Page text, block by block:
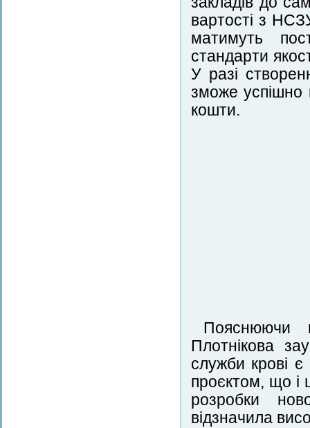
вартості з
матимуть
стандарти
У разі
зможе успішно
кошти.
Пояснюючи
Плотнікова
служби крові
проєктом, що і
розробки
відзначила